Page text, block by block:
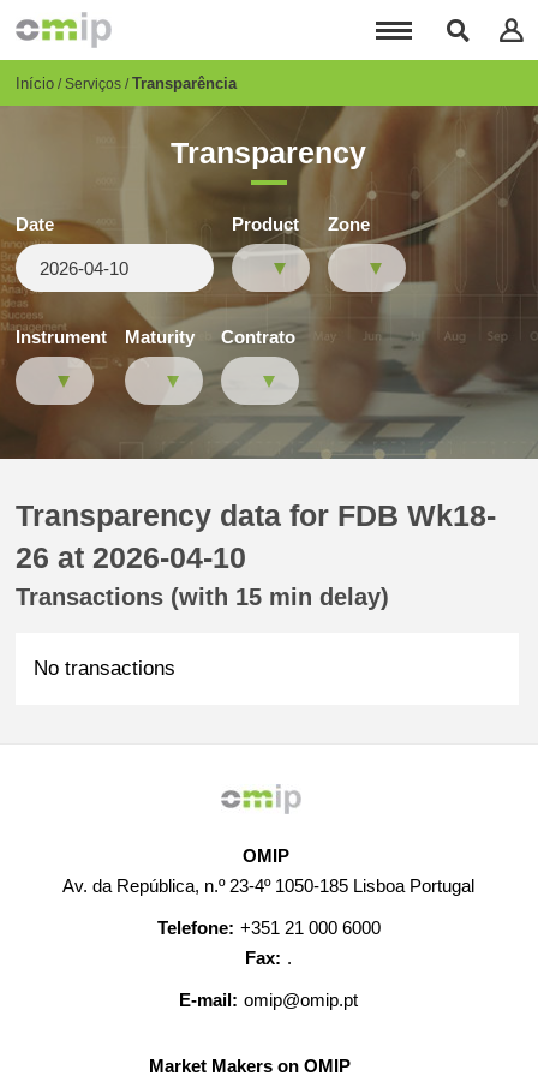
para
conteúdo
Breadcrumb
Início Serviços Transparência
Transparency
Date Product Zone
Instrument Maturity Contrato
Transparency data for FDB Wk18-
26 at 2026-04-10
Transactions (with 15 min delay)
No transactions
OMIP
Av. da República, n.º 23-4º 1050-185 Lisboa Portugal
Telefone: +351 21 000 6000
Fax: .
E-mail: omip@omip.pt
Market Makers on OMIP